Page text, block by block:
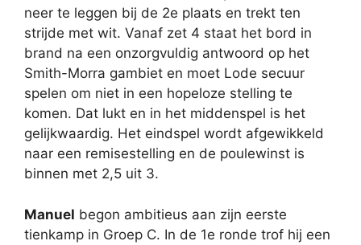
neer te leggen bij de 2e plaats en trekt ten
strijde met wit. Vanaf zet 4 staat het bord in
brand na een onzorgvuldig antwoord op het
Smith-Morra gambiet en moet Lode secuur
spelen om niet in een hopeloze stelling te
komen. Dat lukt en in het middenspel is het
gelijkwaardig. Het eindspel wordt afgewikkeld
naar een remisestelling en de poulewinst is
binnen met 2,5 uit 3.
Manuel begon ambitieus aan zijn eerste
tienkamp in Groep C. In de 1e ronde trof hij een